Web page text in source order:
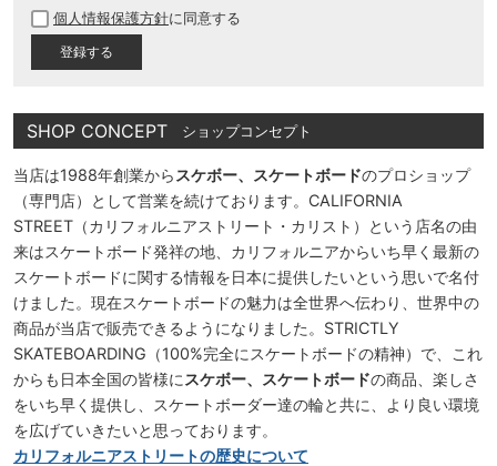
須
個人情報保護方針に同意する
SHOP CONCEPT ショップコンセプト
当店は1988年創業から スケボー、スケートボードのプロショップ
（専門店）として営業を続けております。CALIFORNIA
STREET（カリフォルニアストリート・カリスト）という店名の由
来はスケートボード発祥の地、カリフォルニアからいち早く最新の
スケートボードに関する情報を日本に提供したいという思いで名付
けました。現在スケートボードの魅力は全世界へ伝わり、世界中の
商品が当店で販売できるようになりました。STRICTLY
SKATEBOARDING（100%完全にスケートボードの精神）で、これ
からも日本全国の皆様に スケボー、スケートボードの商品、楽しさ
をいち早く提供し、スケートボーダー達の輪と共に、より良い環境
を広げていきたいと思っております。
カリフォルニアストリートの歴史について